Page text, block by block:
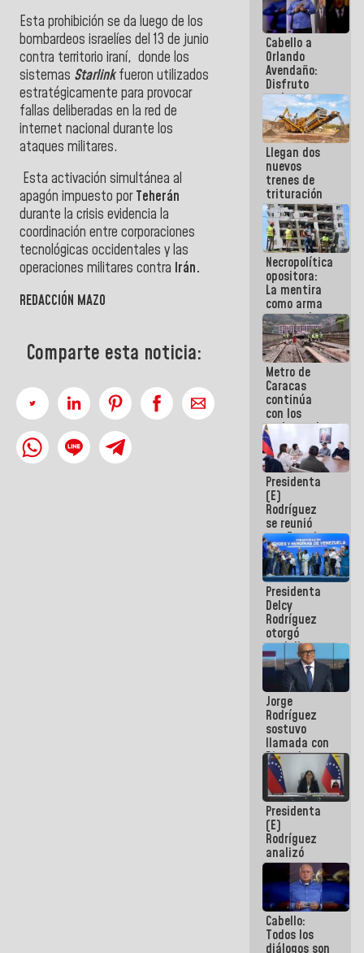
Esta prohibición se da luego de los
bombardeos israelíes del 13 de junio
contra territorio iraní, donde los
sistemas Starlinkfueron utilizados
estratégicamente para provocar
fallas deliberadas en la red de
internet nacional durante los
ataques militares.
Esta activación simultánea al
apagón impuesto porTeherán
durante la crisis evidencia la
coordinación entre corporaciones
tecnológicas occidentales y las
operaciones militares contra Irán.
REDACCIÓN MAZO
Comparte esta noticia:
Cabello a
Orlando
Avendaño:
Disfruto
cada vez
que escribes
porque lo
que haces
es
embarrarla
Llegan dos
nuevos
trenes de
trituración
para
optimizar
manejo de
escombros
en La Guaira
Necropolítica
opositora:
La mentira
como arma
contra el
Pueblo
Metro de
Caracas
continúa
con los
trabajos de
mantenimiento
e inspección
en la Línea 2
Presidenta
(E)
Rodríguez
se reunió
con Estado
Mayor
Eléctrico
para
abordar
planes de
acción
Presidenta
Delcy
Rodríguez
otorgó
medalla
"Héroe de
Venezuela"
a servidores
públicos
Jorge
Rodríguez
sostuvo
llamada con
Dinorah
Figuera y
acuerdan
primer
encuentro
presencial
para el
diálogo
Presidenta
(E)
Rodríguez
analizó
junto a
gobernadores
planes de
recuperación
del Sistema
Eléctrico
Cabello:
Todos los
diálogos son